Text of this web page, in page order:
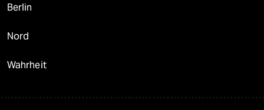
Berlin
Nord
Wahrheit